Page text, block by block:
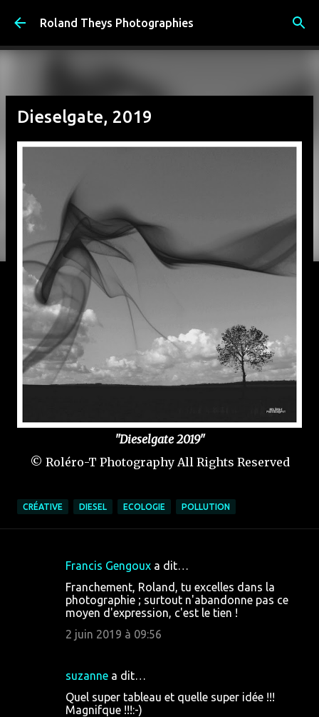
Accéder au contenu principal
Roland Theys Photographies
Dieselgate, 2019
"Dieselgate 2019"
© Roléro-T Photography All Rights Reserved
CRÉATIVE DIESEL ECOLOGIE POLLUTION
Francis Gengoux a dit…
Franchement, Roland, tu excelles dans la
photographie ; surtout n'abandonne pas ce
moyen d'expression, c'est le tien !
2 juin 2019 à 09:56
suzanne a dit…
Quel super tableau et quelle super idée !!!
Magnifque !!!:-)